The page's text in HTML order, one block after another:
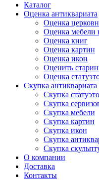
Каталог
Оценка антиквариата
Оценка
Оценка мебели
Оценка книг
Оценка картин
Оценка икон
Оценить
Оценка
Скупка антиквариата
Скупка
Скупка
Скупка мебели
Скупка картин
Скупка икон
Скупка
Скупка
О компании
Доставка
Контакты